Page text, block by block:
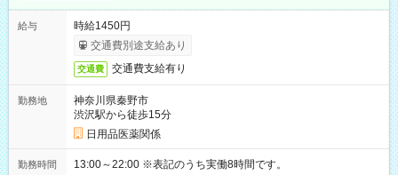
給与
時給1450円
交通費別途支給あり
交通費 交通費支給有り
勤務地
神奈川県秦野市
渋沢駅から徒歩15分
日用品医薬関係
勤務時間 13:00～22:00 ※表記のうち実働8時間です。